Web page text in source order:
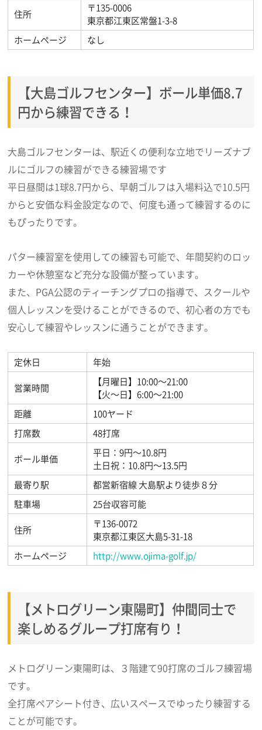
住所
〒135-0006
東京都江東区常盤1-3-8
ホームページ
なし
【大島ゴルフセンター】ボール単価8.7
円から練習できる！
大島ゴルフセンターは、駅近くの便利な立地でリーズナブ
ルにゴルフの練習ができる練習場です
平日昼間は1球8.7円から、早朝ゴルフは入場料込で10.5円
からと安価な料金設定なので、何度も通って練習するのに
もぴったりです。
パター練習室を使用しての練習も可能で、年間契約のロッ
カーや休憩室など充分な設備が整っています。
また、PGA公認のティーチングプロの指導で、スクールや
個人レッスンを受けることができるので、初心者の方でも
安心して練習やレッスンに通うことができます。
定休日
年始
営業時間
【月曜日】10:00～21:00
【火～日】6:00～21:00
距離
100ヤード
打席数
48打席
ボール単価
平日：9円～10.8円
土日祝：10.8円～13.5円
最寄り駅
都営新宿線 大島駅より徒歩８分
駐車場
25台収容可能
住所
〒136-0072
東京都江東区大島5-31-18
ホームページ
http://www.ojima-golf.jp/
【メトログリーン東陽町】仲間同士で
楽しめるグループ打席有り！
メトログリーン東陽町は、３階建て90打席のゴルフ練習場
です。
全打席ペアシート付き、広いスペースでゆったり練習する
ことが可能です。